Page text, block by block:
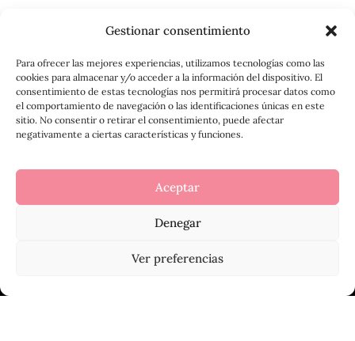
Gestionar consentimiento
Para ofrecer las mejores experiencias, utilizamos tecnologías como las
cookies para almacenar y/o acceder a la información del dispositivo. El
consentimiento de estas tecnologías nos permitirá procesar datos como
el comportamiento de navegación o las identificaciones únicas en este
sitio. No consentir o retirar el consentimiento, puede afectar
negativamente a ciertas características y funciones.
Aceptar
Denegar
Ver preferencias